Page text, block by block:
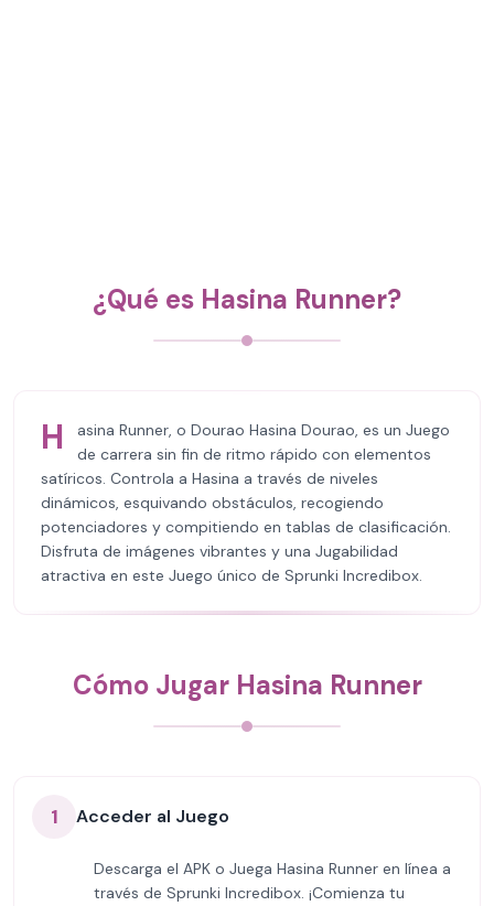
¿Qué es Hasina Runner?
H
asina Runner, o Dourao Hasina Dourao, es un Juego
de carrera sin fin de ritmo rápido con elementos
satíricos. Controla a Hasina a través de niveles
dinámicos, esquivando obstáculos, recogiendo
potenciadores y compitiendo en tablas de clasificación.
Disfruta de imágenes vibrantes y una Jugabilidad
atractiva en este Juego único de Sprunki Incredibox.
Cómo Jugar Hasina Runner
1 Acceder al Juego
Descarga el APK o Juega Hasina Runner en línea a
través de Sprunki Incredibox. ¡Comienza tu